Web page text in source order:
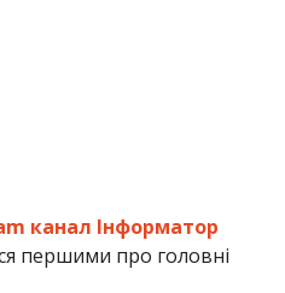
канал Інформатор
першими про головні